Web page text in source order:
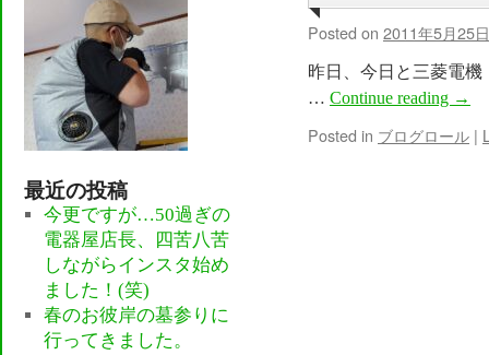
Posted on 2011年5月25日
昨日、今日と三菱電
… Continue reading →
Posted in ブログロール |
最近の投稿
今更ですが…50過ぎの
電器屋店長、四苦八苦
しながらインスタ始め
ました！(笑)
春のお彼岸の墓参りに
行ってきました。